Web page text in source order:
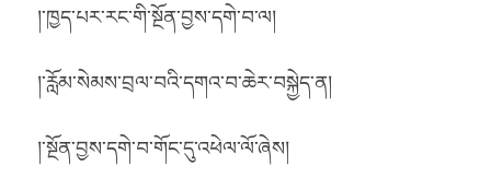
།་ཁྱད་པར་རང་གི་སྔོན་བྱས་དགེ་བ་ལ།
།་རློམ་སེམས་བྲལ་བའི་དགའ་བ་ཆེར་བསྐྱེད་ན།
།་སྔོན་བྱས་དགེ་བ་གོང་དུ་འཕེལ་ལོ་ཞེས།